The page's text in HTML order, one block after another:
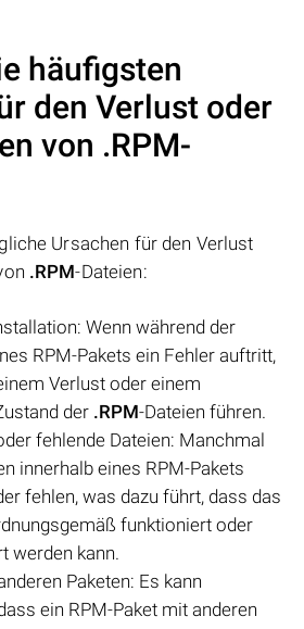
häufigsten
den Verlust oder
von .RPM-
Ursachen für den Verlust
.RPM-Dateien:
Wenn während der
RPM-Pakets ein Fehler auftritt,
Verlust oder einem
der .RPM-Dateien führen.
fehlende Dateien: Manchmal
innerhalb eines RPM-Pakets
fehlen, was dazu führt, dass das
funktioniert oder
werden kann.
Paketen: Es kann
ein RPM-Paket mit anderen